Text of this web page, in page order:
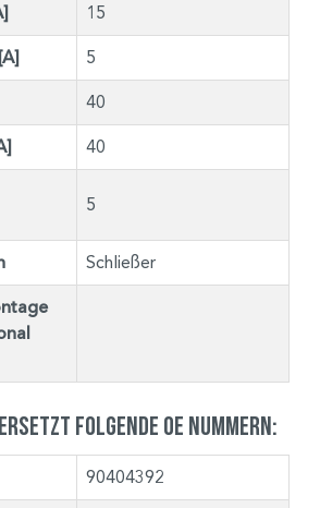
15
5
40
40
5
Schließer
folgende OE Nummern:
90404392